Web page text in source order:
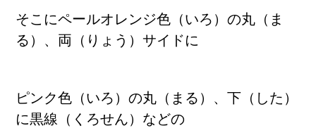
そこにペールオレンジ色（いろ）の丸（ま
る）、両（りょう）サイドに
ピンク色（いろ）の丸（まる）、下（した）
に黒線（くろせん）などの